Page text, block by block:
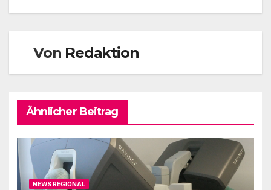
Von Redaktion
Ähnlicher Beitrag
NEWS REGIONAL